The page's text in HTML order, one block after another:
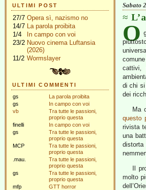
ULTIMI POST
27/7 Opera sì, nazismo no
14/7 La parola proibita
1/4
In campo con voi
23/2 Nuovo cinema Luftansia
(2026)
11/2 Wormslayer
ULTIMI COMMENTI
gs
La parola proibita
gs
In campo con voi
vb
Tra tutte le passioni,
proprio questa
finelli
In campo con voi
gs
Tra tutte le passioni,
proprio questa
MCP
Tra tutte le passioni,
proprio questa
.mau.
Tra tutte le passioni,
proprio questa
gs
Tra tutte le passioni,
proprio questa
mfp
GTT horror
Sabato
O
cattivi,
di chi si
dei
Ma
questo
rivista
una
Il
molto